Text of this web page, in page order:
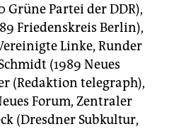
Grüne Partei der DDR),
Friedenskreis Berlin),
Linke, Runder
(1989 Neues
(Redaktion telegraph),
Forum, Zentraler
(Dresdner Subkultur,